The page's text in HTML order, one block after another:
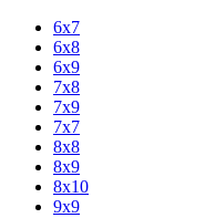
6x7
6x8
6x9
7x8
7x9
7x7
8x8
8x9
8x10
9x9